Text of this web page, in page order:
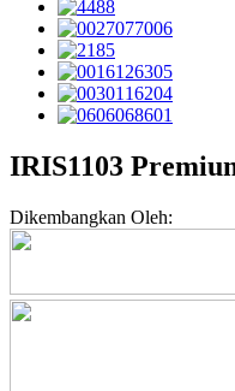
IRIS1103
Dikembangkan Oleh: